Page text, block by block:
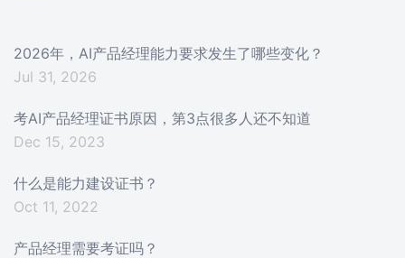
2026年，AI产品经理能力要求发生了哪些变化？
Jul 31, 2026
考AI产品经理证书原因，第3点很多人还不知道
Dec 15, 2023
什么是能力建设证书？
Oct 11, 2022
产品经理需要考证吗？